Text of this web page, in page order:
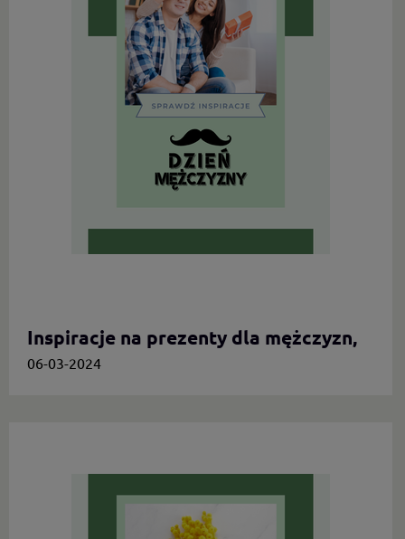
Inspiracje na prezenty dla mężczyzn,
którzy cenią oryginalność
06-03-2024